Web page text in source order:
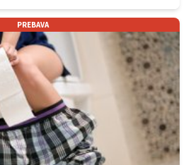
PREBAVA